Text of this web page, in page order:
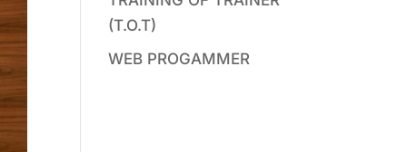
(T.O.T)
WEB PROGAMMER